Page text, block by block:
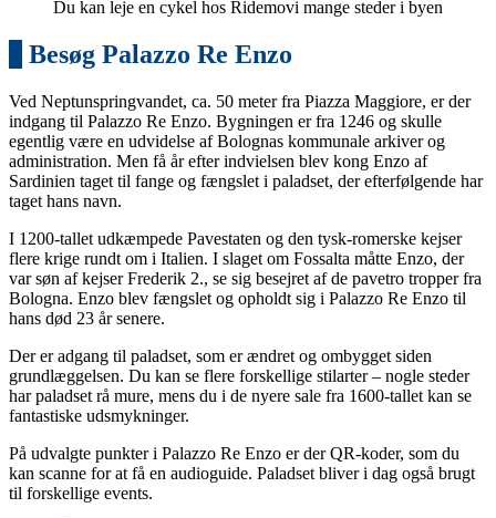
Du kan leje en cykel hos Ridemovi mange steder i byen
Besøg Palazzo Re Enzo
Ved Neptunspringvandet, ca. 50 meter fra Piazza Maggiore, er der
indgang til Palazzo Re Enzo. Bygningen er fra 1246 og skulle
egentlig være en udvidelse af Bolognas kommunale arkiver og
administration. Men få år efter indvielsen blev kong Enzo af
Sardinien taget til fange og fængslet i paladset, der efterfølgende har
taget hans navn.
I 1200-tallet udkæmpede Pavestaten og den tysk-romerske kejser
flere krige rundt om i Italien. I slaget om Fossalta måtte Enzo, der
var søn af kejser Frederik 2., se sig besejret af de pavetro tropper fra
Bologna. Enzo blev fængslet og opholdt sig i Palazzo Re Enzo til
hans død 23 år senere.
Der er adgang til paladset, som er ændret og ombygget siden
grundlæggelsen. Du kan se flere forskellige stilarter – nogle steder
har paladset rå mure, mens du i de nyere sale fra 1600-tallet kan se
fantastiske udsmykninger.
På udvalgte punkter i Palazzo Re Enzo er der QR-koder, som du
kan scanne for at få en audioguide. Paladset bliver i dag også brugt
til forskellige events.